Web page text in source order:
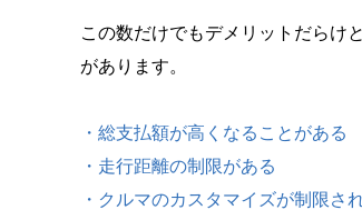
この数だけでもデメリットだらけ
があります。
・総支払額が高くなることがある
・走行距離の制限がある
・クルマのカスタマイズが制限さ